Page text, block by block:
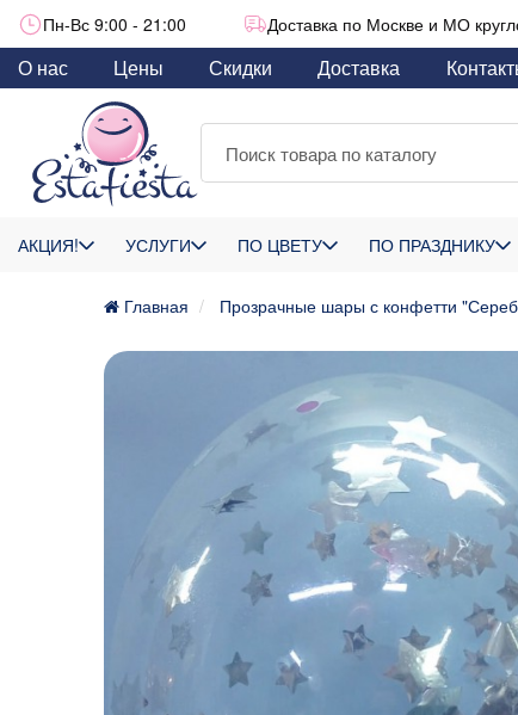
Пн-Вс 9:00 - 21:00 Доставка по Москве и МО
О нас Цены Скидки Доставка
АКЦИЯ! УСЛУГИ ПО ЦВЕТУ ПО ПРАЗДНИКУ
Главная Прозрачные шары с конфетти